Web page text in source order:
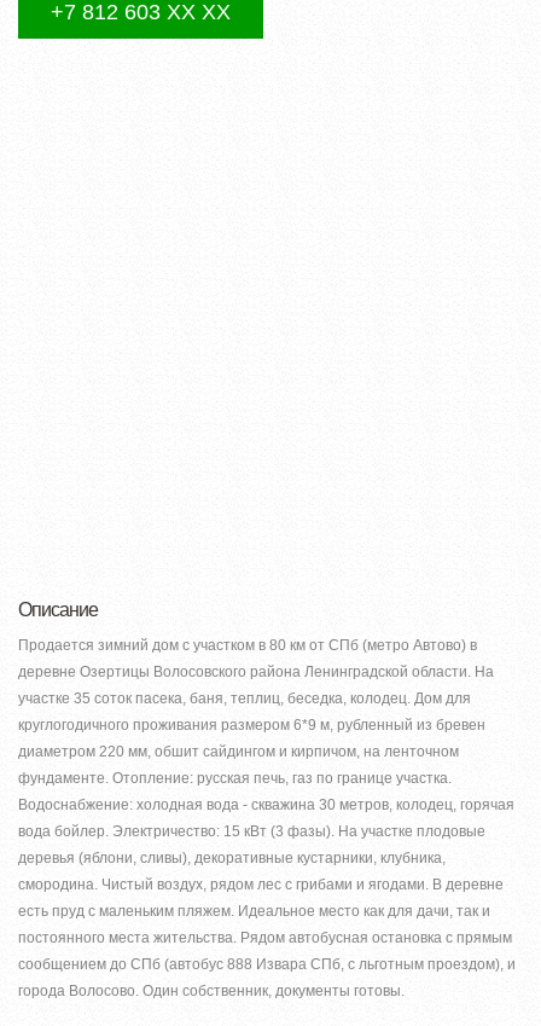
+7 812 603 XX XX
Описание
Продается зимний дом с участком в 80 км от СПб (метро Автово) в
деревне Озертицы Волосовского района Ленинградской области. На
участке 35 соток пасека, баня, теплиц, беседка, колодец. Дом для
круглогодичного проживания размером 6*9 м, рубленный из бревен
диаметром 220 мм, обшит сайдингом и кирпичом, на ленточном
фундаменте. Отопление: русская печь, газ по границе участка.
Водоснабжение: холодная вода - скважина 30 метров, колодец, горячая
вода бойлер. Электричество: 15 кВт (3 фазы). На участке плодовые
деревья (яблони, сливы), декоративные кустарники, клубника,
смородина. Чистый воздух, рядом лес с грибами и ягодами. В деревне
есть пруд с маленьким пляжем. Идеальное место как для дачи, так и
постоянного места жительства. Рядом автобусная остановка с прямым
сообщением до СПб (автобус 888 Извара СПб, с льготным проездом), и
города Волосово. Один собственник, документы готовы.